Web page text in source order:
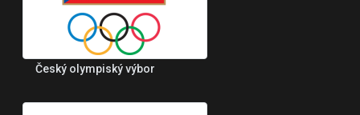
Český olympiský výbor